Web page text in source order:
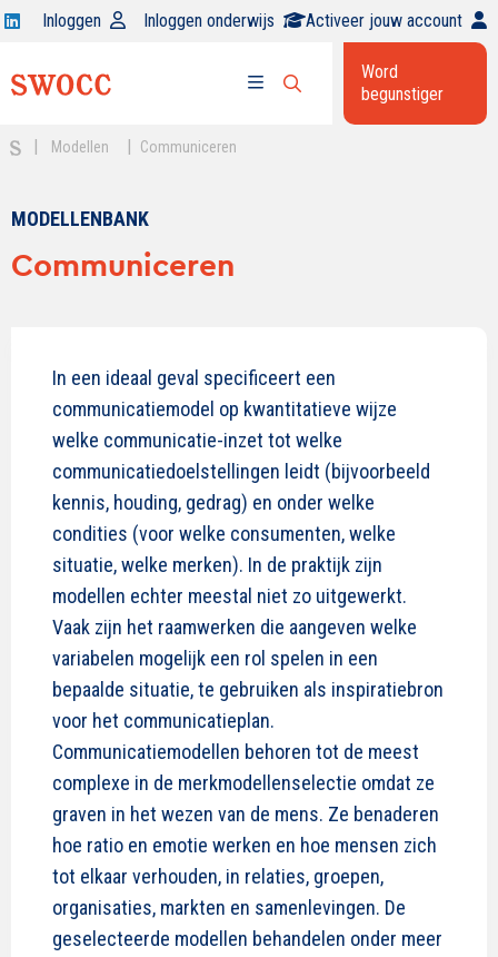
Open
op
Inloggen Inloggen onderwijs Activeer jouw account
Open
zoekbalk
Word
begunstiger
Modellen Communiceren
MODELLENBANK
Communiceren
In een ideaal geval specificeert een
communicatiemodel op kwantitatieve wijze
welke communicatie-inzet tot welke
communicatiedoelstellingen leidt (bijvoorbeeld
kennis, houding, gedrag) en onder welke
condities (voor welke consumenten, welke
situatie, welke merken). In de praktijk zijn
modellen echter meestal niet zo uitgewerkt.
Vaak zijn het raamwerken die aangeven welke
variabelen mogelijk een rol spelen in een
bepaalde situatie, te gebruiken als inspiratiebron
voor het communicatieplan.
Communicatiemodellen behoren tot de meest
complexe in de merkmodellenselectie omdat ze
graven in het wezen van de mens. Ze benaderen
hoe ratio en emotie werken en hoe mensen zich
tot elkaar verhouden, in relaties, groepen,
organisaties, markten en samenlevingen. De
geselecteerde modellen behandelen onder meer